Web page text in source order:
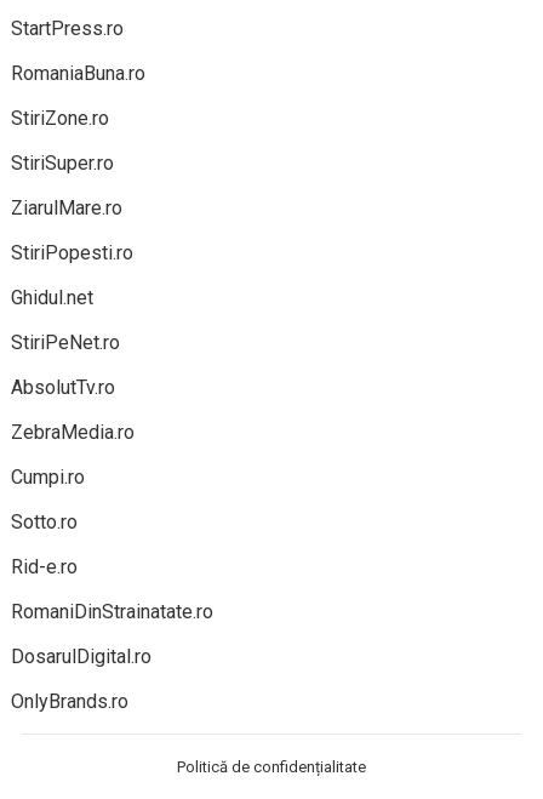
StartPress.ro
RomaniaBuna.ro
StiriZone.ro
StiriSuper.ro
ZiarulMare.ro
StiriPopesti.ro
Ghidul.net
StiriPeNet.ro
AbsolutTv.ro
ZebraMedia.ro
Cumpi.ro
Sotto.ro
Rid-e.ro
RomaniDinStrainatate.ro
DosarulDigital.ro
OnlyBrands.ro
Politică de confidențialitate